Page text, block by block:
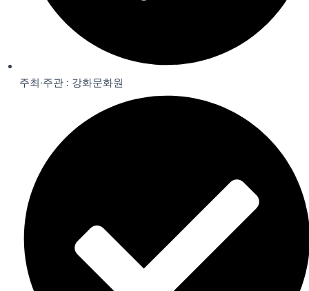
주최·주관 : 강화문화원